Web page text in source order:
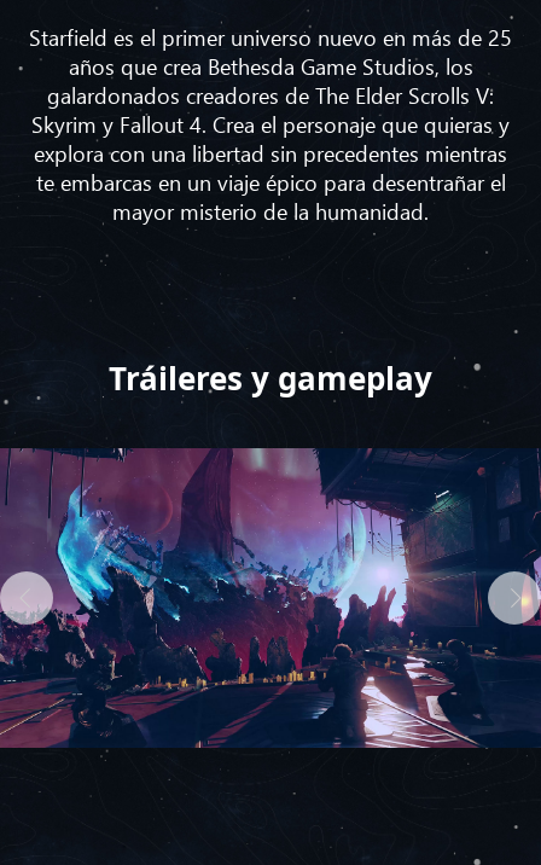
Starfield es el primer universo nuevo en más de 25
años que crea Bethesda Game Studios, los
galardonados creadores de The Elder Scrolls V:
Skyrim y Fallout 4. Crea el personaje que quieras y
explora con una libertad sin precedentes mientras
te embarcas en un viaje épico para desentrañar el
mayor misterio de la humanidad.
Tráileres y gameplay